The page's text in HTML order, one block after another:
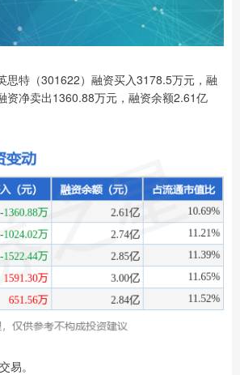
思特（301622）融资买入3178.5万元，融
资净卖出1360.88万元，融资余额2.61亿
易。